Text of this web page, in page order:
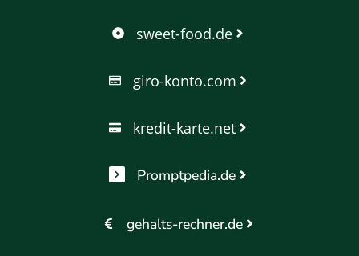
sweet-food.de
giro-konto.com
kredit-karte.net
Promptpedia.de
gehalts-rechner.de